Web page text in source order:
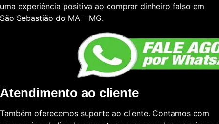
uma experiência positiva ao comprar dinheiro falso em
São Sebastião do MA – MG.
Atendimento ao cliente
Também oferecemos suporte ao cliente. Contamos com